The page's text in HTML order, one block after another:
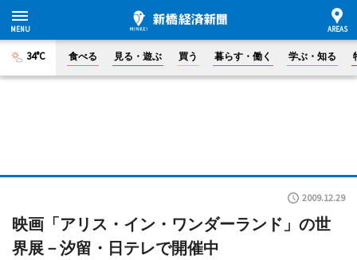
34°C 食べる 見る・遊ぶ 買う 暮らす・働く 学ぶ・知る
2009.12.29
映画「アリス・イン・ワンダーランド」の世
界展－汐留・日テレで開催中